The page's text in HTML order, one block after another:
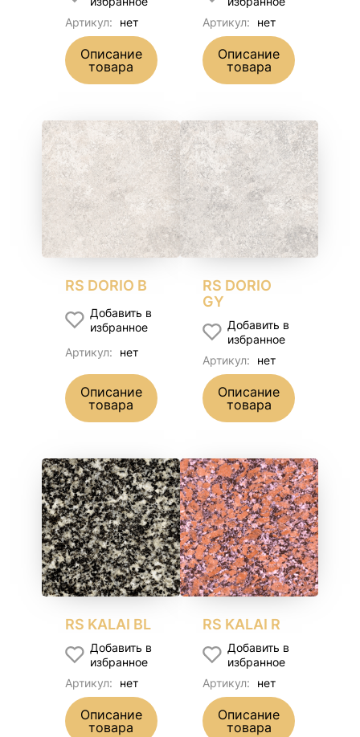
Артикул:
нет
Описание
товара
Артикул:
нет
Описание
товара
RS DORIO B
Добавить в
избранное
Артикул:
нет
Описание
товара
RS DORIO
GY
Добавить в
избранное
Артикул:
нет
Описание
товара
RS KALAI BL
Добавить в
избранное
Артикул:
нет
Описание
товара
RS KALAI R
Добавить в
избранное
Артикул:
нет
Описание
товара